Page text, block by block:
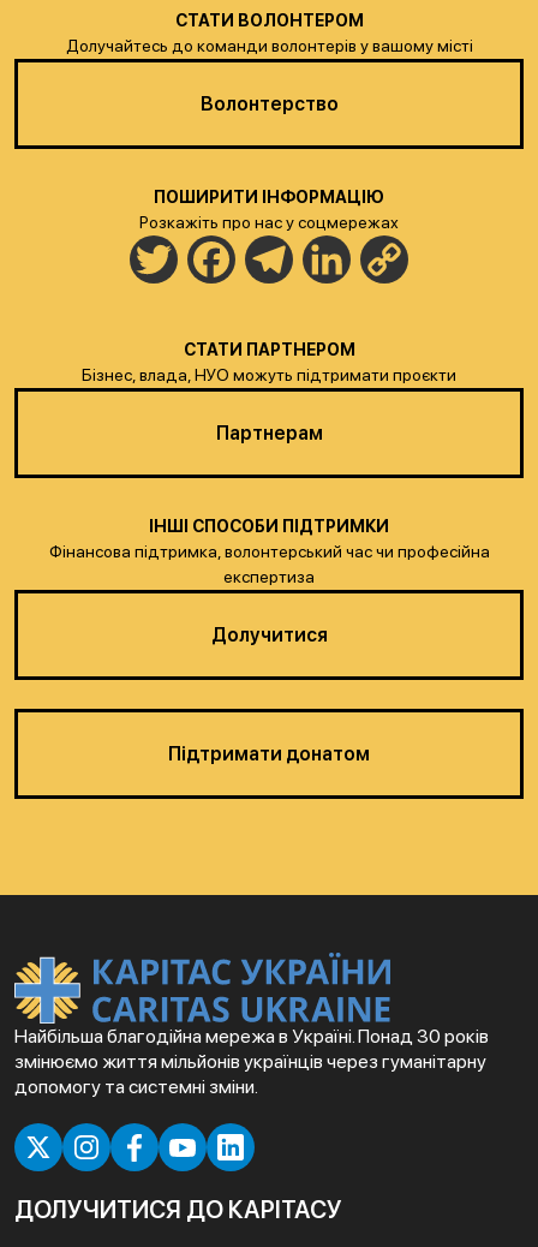
СТАТИ ВОЛОНТЕРОМ
Долучайтесь до команди волонтерів у вашому місті
Волонтерство
ПОШИРИТИ ІНФОРМАЦІЮ
Розкажіть про нас у соцмережах
Twitter FacebookTelegramLinkedIn
СТАТИ ПАРТНЕРОМ
Бізнес, влада, НУО можуть підтримати проєкти
Партнерам
ІНШІ СПОСОБИ ПІДТРИМКИ
Фінансова підтримка, волонтерський час чи професійна
експертиза
Долучитися
Підтримати донатом
Найбільша благодійна мережа в Україні. Понад 30 років
змінюємо життя мільйонів українців через гуманітарну
допомогу та системні зміни.
ДОЛУЧИТИСЯ ДО КАРІТАСУ